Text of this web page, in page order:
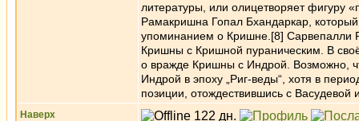
литературы, или олицетворяет фигуру
Рамакришна Гопал Бхандаркар,
упоминанием о Кришне.[8] Сарвепалли
Кришны с Кришной пураническим. В
о вражде Кришны с Индрой. Возможно,
Индрой в эпоху „Риг-веды“, хотя в
позиции, отождествившись с
Наверх